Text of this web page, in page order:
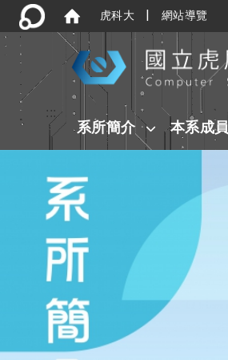
虎科大 | 網站導覽
:::
系所簡介 本系成員